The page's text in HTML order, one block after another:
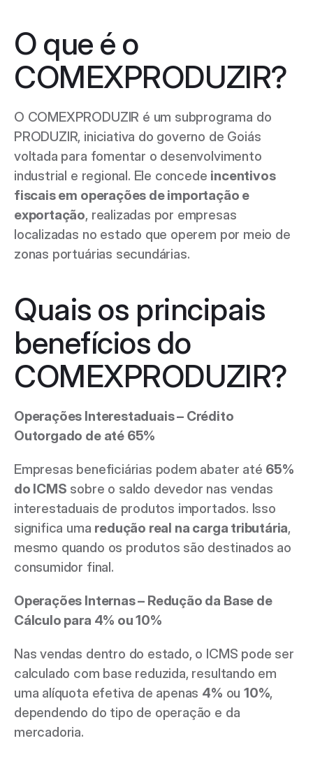
O que é o
COMEXPRODUZIR?
O COMEXPRODUZIR é um subprograma do
PRODUZIR, iniciativa do governo de Goiás
voltada para fomentar o desenvolvimento
industrial e regional. Ele concede incentivos
fiscais em operações de importação e
exportação, realizadas por empresas
localizadas no estado que operem por meio de
zonas portuárias secundárias.
Quais os principais
benefícios do
COMEXPRODUZIR?
Operações Interestaduais – Crédito
Outorgado de até 65%
Empresas beneficiárias podem abater até 65%
do ICMS sobre o saldo devedor nas vendas
interestaduais de produtos importados. Isso
significa uma redução real na carga tributária,
mesmo quando os produtos são destinados ao
consumidor final.
Operações Internas – Redução da Base de
Cálculo para 4% ou 10%
Nas vendas dentro do estado, o ICMS pode ser
calculado com base reduzida, resultando em
uma alíquota efetiva de apenas 4% ou 10%,
dependendo do tipo de operação e da
mercadoria.